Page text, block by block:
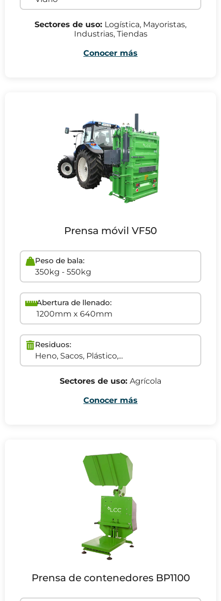
Sectores de uso: Logística, Mayoristas,
Industrias, Tiendas
Conocer más
Prensa móvil VF50
Peso de bala:
350kg - 550kg
Abertura de llenado:
1200mm x 640mm
Residuos:
Heno, Sacos, Plástico,...
Sectores de uso: Agrícola
Conocer más
Prensa de contenedores BP1100